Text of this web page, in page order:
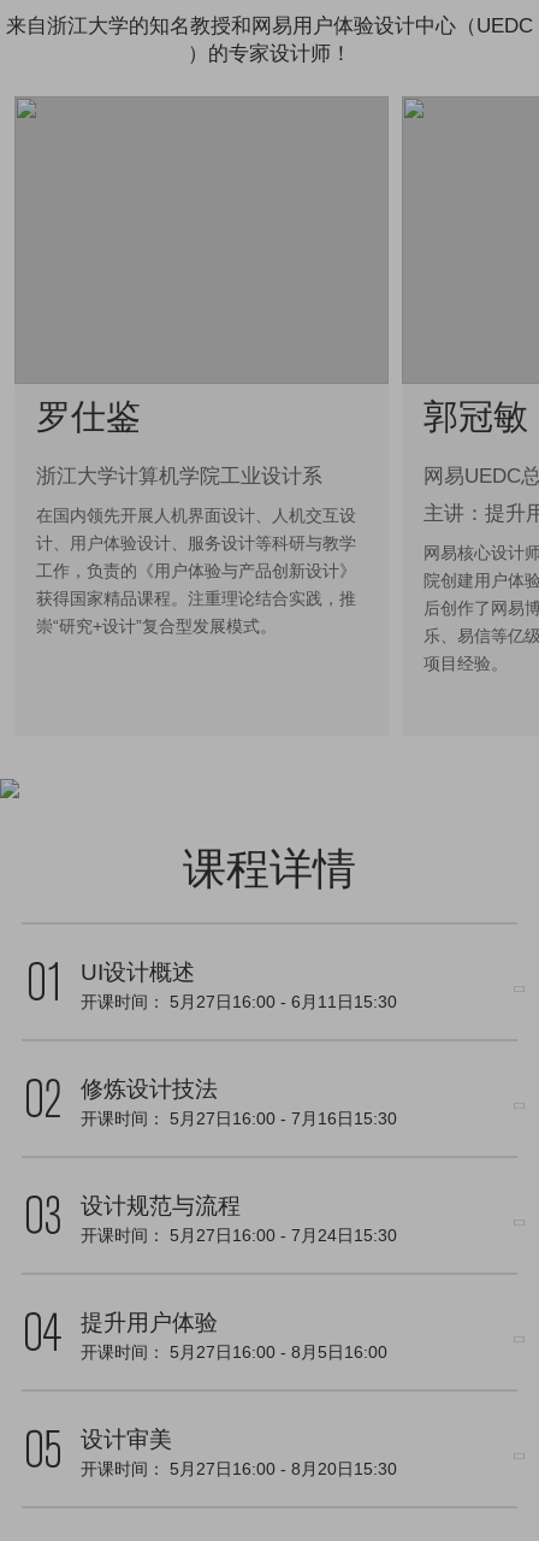
来自浙江大学的知名教授和网易用户体验设计中心（UEDC
）的专家设计师！
罗仕鉴
浙江大学计算机学院工业设计系
在国内领先开展人机界面设计、人机交互设
计、用户体验设计、服务设计等科研与教学
工作，负责的《用户体验与产品创新设计》
获得国家精品课程。注重理论结合实践，推
崇“研究+设计”复合型发展模式。
郭冠敏
网易UEDC
主讲：提升
网易核心设计
院创建用户体
后创作了网易
乐、易信等亿
项目经验。
课程详情
UI设计概述
开课时间： 5月27日16:00- 6月11日15:30
修炼设计技法
开课时间： 5月27日16:00- 7月16日15:30
设计规范与流程
开课时间： 5月27日16:00- 7月24日15:30
提升用户体验
开课时间： 5月27日16:00- 8月5日16:00
设计审美
开课时间： 5月27日16:00- 8月20日15:30